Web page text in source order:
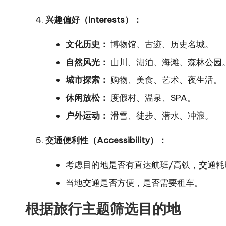
兴趣偏好（Interests）：
文化历史： 博物馆、古迹、历史名城。
自然风光： 山川、湖泊、海滩、森林公园。
城市探索： 购物、美食、艺术、夜生活。
休闲放松： 度假村、温泉、SPA。
户外运动： 滑雪、徒步、潜水、冲浪。
交通便利性（Accessibility）：
考虑目的地是否有直达航班/高铁，交通耗
当地交通是否方便，是否需要租车。
根据旅行主题筛选目的地